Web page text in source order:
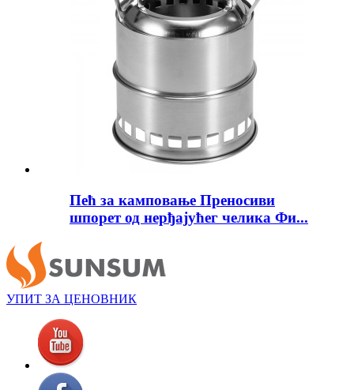
Пећ за камповање Преносиви
шпорет од нерђајућег челика Фи...
УПИТ ЗА ЦЕНОВНИК